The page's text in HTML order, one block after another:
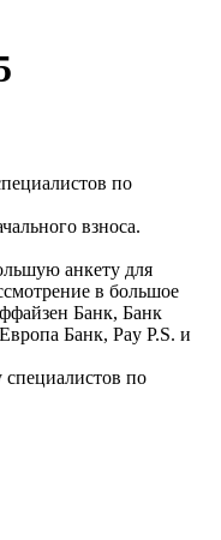
по
взноса.
анкету для
в большое
Банк, Банк
Банк, Pay P.S. и
по